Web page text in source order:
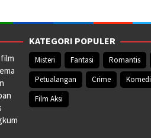
KATEGORI POPULER
Misteri Fantasi Romantis
Petualangan
Crime Komedi
Film Aksi